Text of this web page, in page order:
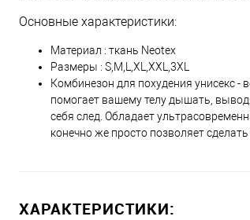
Основные характеристики:
Материал : ткань Neotex
Размеры : S,M,L,XL,XXL,3XL
Комбинезон для похудения унисекс -
помогает вашему телу дышать,
себя след. Обладает
конечно же просто позволяет
ХАРАКТЕРИСТИКИ: